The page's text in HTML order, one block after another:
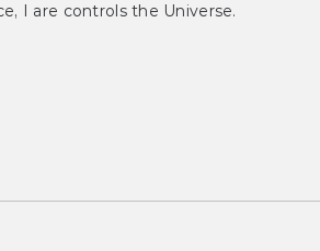
I are controls the Universe.